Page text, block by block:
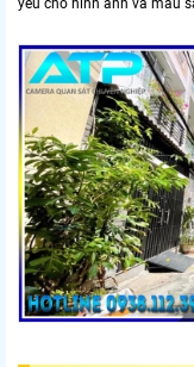
yếu cho hình ảnh và màu